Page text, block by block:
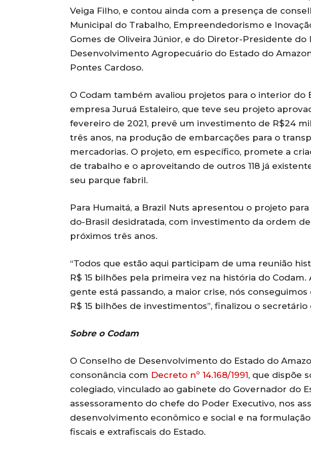
Veiga Filho, e contou ainda com a presença de
Municipal do Trabalho, Empreendedorismo e
Gomes de Oliveira Júnior, e do Diretor-Presidente do
Desenvolvimento Agropecuário do Estado do
Pontes Cardoso.
O Codam também avaliou projetos para o interior do
empresa Juruá Estaleiro, que teve seu projeto
fevereiro de 2021, prevê um investimento de R$24
três anos, na produção de embarcações para o
mercadorias. O projeto, em específico, promete a
de trabalho e o aproveitando de outros 118 já
seu parque fabril.
Para Humaitá, a Brazil Nuts apresentou o projeto
do-Brasil desidratada, com investimento da ordem
próximos três anos.
“Todos que estão aqui participam de uma reunião
R$ 15 bilhões pela primeira vez na história do
gente está passando, a maior crise, nós
R$ 15 bilhões de investimentos”, finalizou o secretário
Sobre o Codam
O Conselho de Desenvolvimento do Estado do
consonância com Decreto nº 14.168/1991, que dispõe
colegiado, vinculado ao gabinete do Governador do
assessoramento do chefe do Poder Executivo, nos
desenvolvimento econômico e social e na
fiscais e extrafiscais do Estado.